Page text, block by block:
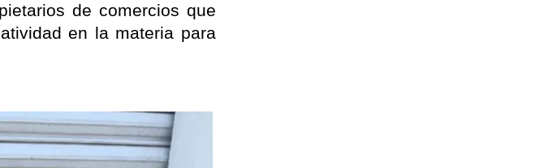
de comercios que
en la materia para